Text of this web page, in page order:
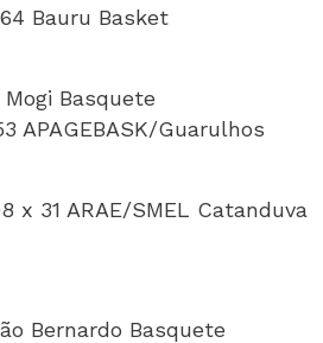
Bauru Basket
Basquete
APAGEBASK/Guarulhos
x 31 ARAE/SMEL Catanduva
Bernardo Basquete